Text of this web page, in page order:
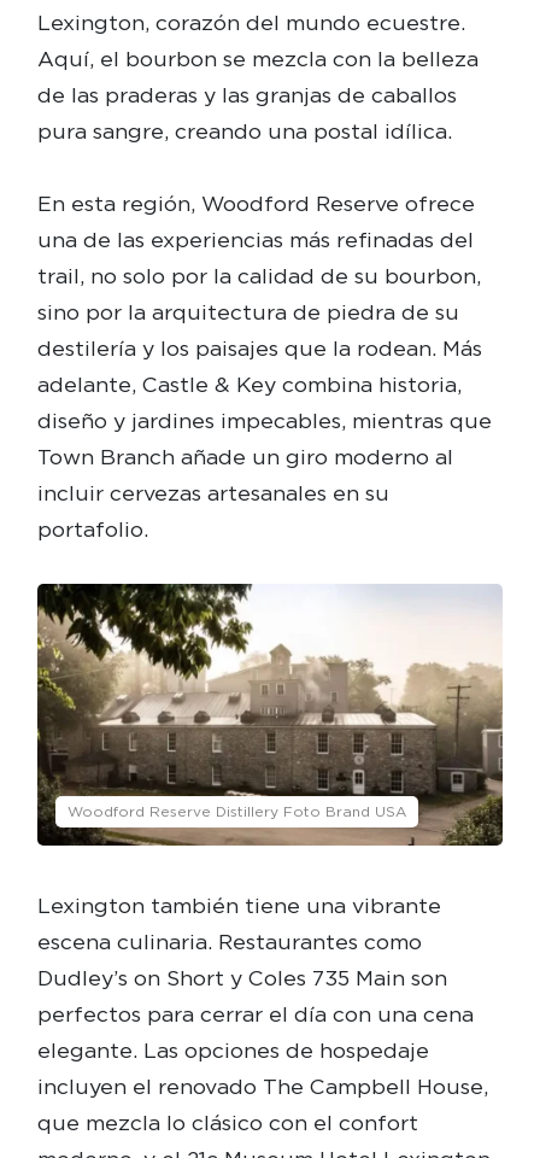
Lexington, corazón del mundo ecuestre.
Aquí, el bourbon se mezcla con la belleza
de las praderas y las granjas de caballos
pura sangre, creando una postal idílica.
En esta región, Woodford Reserve ofrece
una de las experiencias más refinadas del
trail, no solo por la calidad de su bourbon,
sino por la arquitectura de piedra de su
destilería y los paisajes que la rodean. Más
adelante, Castle & Key combina historia,
diseño y jardines impecables, mientras que
Town Branch añade un giro moderno al
incluir cervezas artesanales en su
portafolio.
Woodford Reserve Distillery Foto Brand USA
Lexington también tiene una vibrante
escena culinaria. Restaurantes como
Dudley’s on Short y Coles 735 Main son
perfectos para cerrar el día con una cena
elegante. Las opciones de hospedaje
incluyen el renovado The Campbell House,
que mezcla lo clásico con el confort